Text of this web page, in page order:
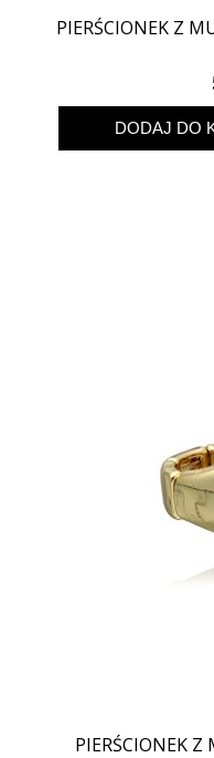
PIERŚCIONEK Z
PIERŚCIONEK